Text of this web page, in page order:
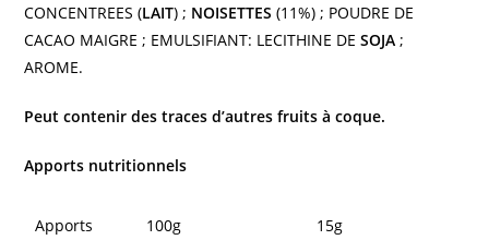
CONCENTREES (LAIT) ; NOISETTES (11%) ; POUDRE DE
CACAO MAIGRE ; EMULSIFIANT: LECITHINE DESOJA ;
AROME.
Peut contenir des traces d’autres fruits à coque.
Apports nutritionnels
Apports
100g 15g